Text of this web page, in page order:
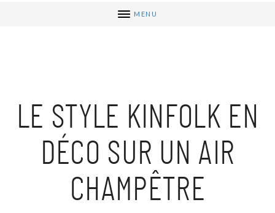
MENU
LE STYLE KINFOLK EN
DÉCO SUR UN AIR
CHAMPÊTRE